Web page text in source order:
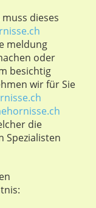
dieses
meldung
oder
besichtig
wir für Sie
die
Spezialisten